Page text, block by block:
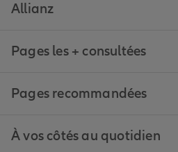
Allianz
Pages les + consultées
Pages recommandées
À vos côtés au quotidien